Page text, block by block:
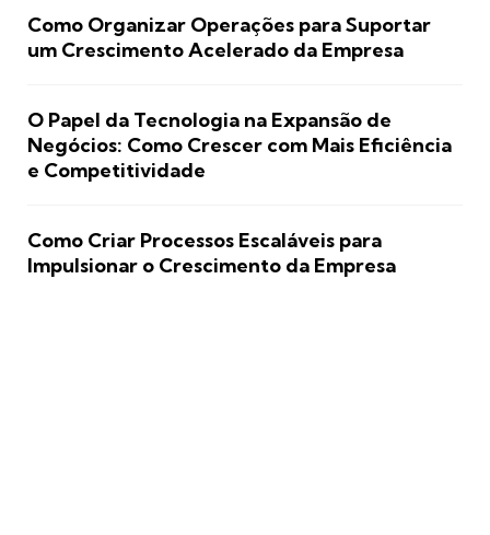
Como Organizar Operações para Suportar
um Crescimento Acelerado da Empresa
O Papel da Tecnologia na Expansão de
Negócios: Como Crescer com Mais Eficiência
e Competitividade
Como Criar Processos Escaláveis para
Impulsionar o Crescimento da Empresa